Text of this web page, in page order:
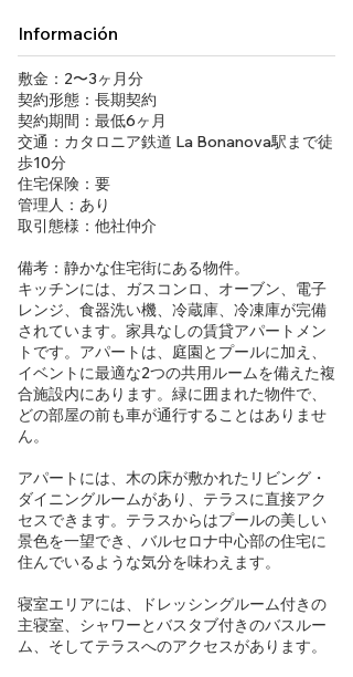
Información
敷金：2〜3ヶ月分
契約形態：長期契約
契約期間：最低6ヶ月
交通：カタロニア鉄道 La Bonanova駅まで徒
歩10分
住宅保険：要
管理人：あり
取引態様：他社仲介
備考：静かな住宅街にある物件。
キッチンには、ガスコンロ、オーブン、電子
レンジ、食器洗い機、冷蔵庫、冷凍庫が完備
されています。家具なしの賃貸アパートメン
トです。アパートは、庭園とプールに加え、
イベントに最適な2つの共用ルームを備えた複
合施設内にあります。緑に囲まれた物件で、
どの部屋の前も車が通行することはありませ
ん。
アパートには、木の床が敷かれたリビング・
ダイニングルームがあり、テラスに直接アク
セスできます。テラスからはプールの美しい
景色を一望でき、バルセロナ中心部の住宅に
住んでいるような気分を味わえます。
寝室エリアには、ドレッシングルーム付きの
主寝室、シャワーとバスタブ付きのバスルー
ム、そしてテラスへのアクセスがあります。